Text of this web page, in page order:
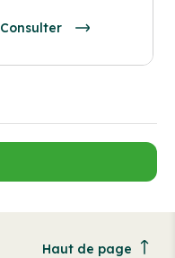
Consulter
Haut de page